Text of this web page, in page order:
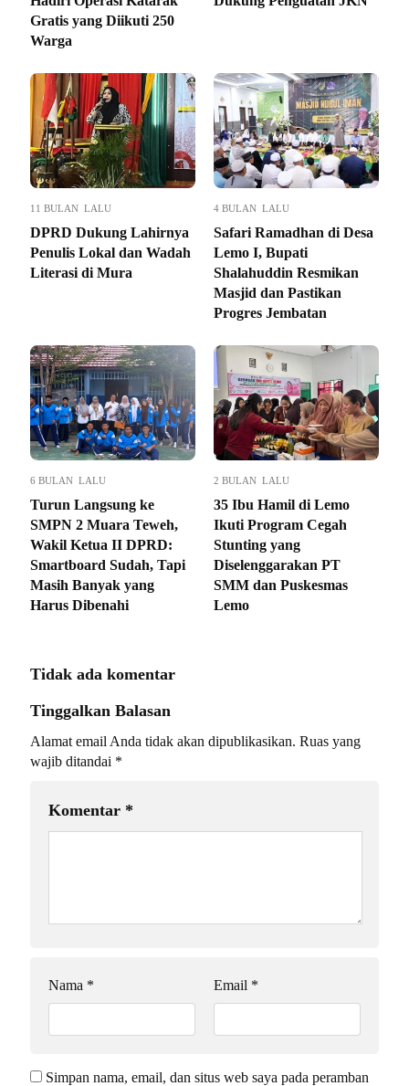
Gratis yang Diikuti 250
Warga
11 BULAN LALU
DPRD Dukung Lahirnya
Penulis Lokal dan Wadah
Literasi di Mura
4 BULAN LALU
Safari Ramadhan di Desa
Lemo I, Bupati
Shalahuddin Resmikan
Masjid dan Pastikan
Progres Jembatan
6 BULAN LALU
Turun Langsung ke
SMPN 2 Muara Teweh,
Wakil Ketua II DPRD:
Smartboard Sudah, Tapi
Masih Banyak yang
Harus Dibenahi
2 BULAN LALU
35 Ibu Hamil di Lemo
Ikuti Program Cegah
Stunting yang
Diselenggarakan PT
SMM dan Puskesmas
Lemo
Tidak ada komentar
Tinggalkan Balasan
Alamat email Anda tidak akan dipublikasikan. Ruas yang
wajib ditandai *
Komentar *
Nama * Email *
Simpan nama, email, dan situs web saya pada peramban